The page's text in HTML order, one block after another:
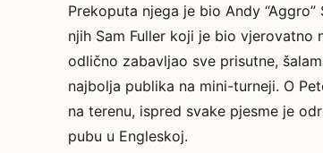
Prekoputa njega je bio Andy
njih Sam Fuller koji je bio vjerovatno
odlično zabavljao sve prisutne,
najbolja publika na mini-turneji. O
na terenu, ispred svake pjesme je
pubu u Engleskoj.